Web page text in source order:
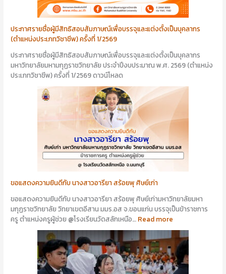
ประกาศรายชื่อผู้มีสิทธิสอบสัมภาษณ์เพื่อบรรจุและแต่งตั้งเป็นบุคลากร
(ตำแหน่งประเภทวิชาชีพ) ครั้งที่ 1/2569
ประกาศรายชื่อผู้มีสิทธิสอบสัมภาษณ์เพื่อบรรจุและแต่งตั้งเป็นบุคลากร
มหาวิทยาลัยมหามกุฏราชวิทยาลัย ประจำปีงบประมาณ พ.ศ. 2569 (ตำแหน่ง
ประเภทวิชาชีพ) ครั้งที่ 1/2569 ดาวน์โหลด
ขอแสดงความยินดีกับ นางสาวอารียา สร้อยพุ ศิษย์เก่า
ขอแสดงความยินดีกับ นางสาวอารียา สร้อยพุ ศิษย์เก่ามหาวิทยาลัยมหา
มกุฏราชวิทยาลัย วิทยาเขตอีสาน มมร.อส จ.ขอนแก่น บรรจุเป็นข้าราชการ
ครู ตำแหน่งครูผู้ช่วย @โรงเรียนวัดสลักเหนือ… Read more